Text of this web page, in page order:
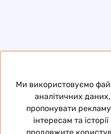
Ми використовуємо
аналітичних
пропонувати
інтересам та